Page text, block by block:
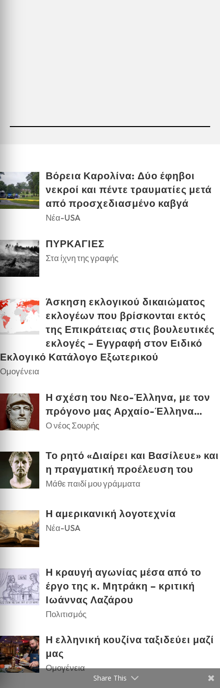
Βόρεια Καρολίνα: Δύο έφηβοι
νεκροί και πέντε τραυματίες μετά
από προσχεδιασμένο καβγά
Νέα-USA
ΠΥΡΚΑΓΙΕΣ
Στα ίχνη της γραφής
Άσκηση εκλογικού δικαιώματος
εκλογέων που βρίσκονται εκτός
της Επικράτειας στις βουλευτικές
εκλογές – Εγγραφή στον Ειδικό
Εκλογικό Κατάλογο Εξωτερικού
Ομογένεια
Η σχέση του Νεο-Έλληνα, με τον
πρόγονο μας Αρχαίο-Έλληνα…
Ο νέος Σουρής
Το ρητό «Διαίρει και Βασίλευε» και
η πραγματική προέλευση του
Μάθε παιδί μου γράμματα
Η αμερικανική λογοτεχνία
Νέα-USA
Η κραυγή αγωνίας μέσα από το
έργο της κ. Μητράκη – κριτική
Ιωάννας Λαζάρου
Πολιτισμός
Η ελληνική κουζίνα ταξιδεύει μαζί
μας
Ομογένεια
Share This